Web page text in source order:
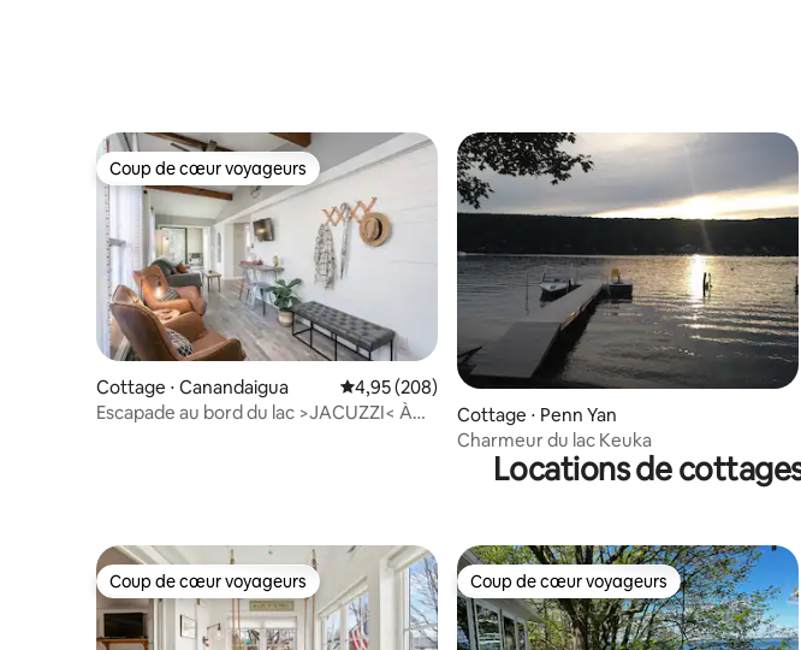
Coup de cœur voyageurs
Coup de cœur voyageurs
Cottage ⋅ Canandaigua Évaluation moyenne sur la base de 208 commentaires :
4,95 (208)
Escapade au bord du lac >JACUZZI< À
Cottage ⋅ Penn Yan
Charmeur du lac Keuka
Locations de
Coup de cœur voyageurs
Coup de cœur voyageurs Coup de cœur voyageurs
Coup de cœur voyageurs